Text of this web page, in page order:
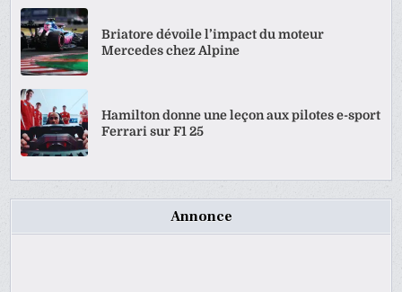
Briatore dévoile l’impact du moteur
Mercedes chez Alpine
Hamilton donne une leçon aux pilotes e-sport
Ferrari sur F1 25
Annonce